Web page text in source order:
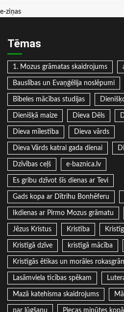
e-ziņas
Tēmas
1. Mozus grāmatas skaidrojums
Bauslības un Evaņģēlija noslēpumi
Bībeles mācības studijas
Dienišķā maize Dieva Dēls
Dieva mīlestība Dieva vārds
Dieva Vārds katrai gada dienai
Dzīvības ceļš e-baznica.lv
Es gribu dzīvot šīs dienas ar Tevi
Gads kopa ar Dītrihu Bonhēferu
Ikdienas ar Pirmo Mozus grāmatu
Jēzus Kristus Kristība
Kristīgā dzīve kristīgā mācība
Kristīgās ētikas un morāles
Lasāmviela ticības spēkam
Mazā katehisma skaidrojums
par lūgšanu Piecas minūtes